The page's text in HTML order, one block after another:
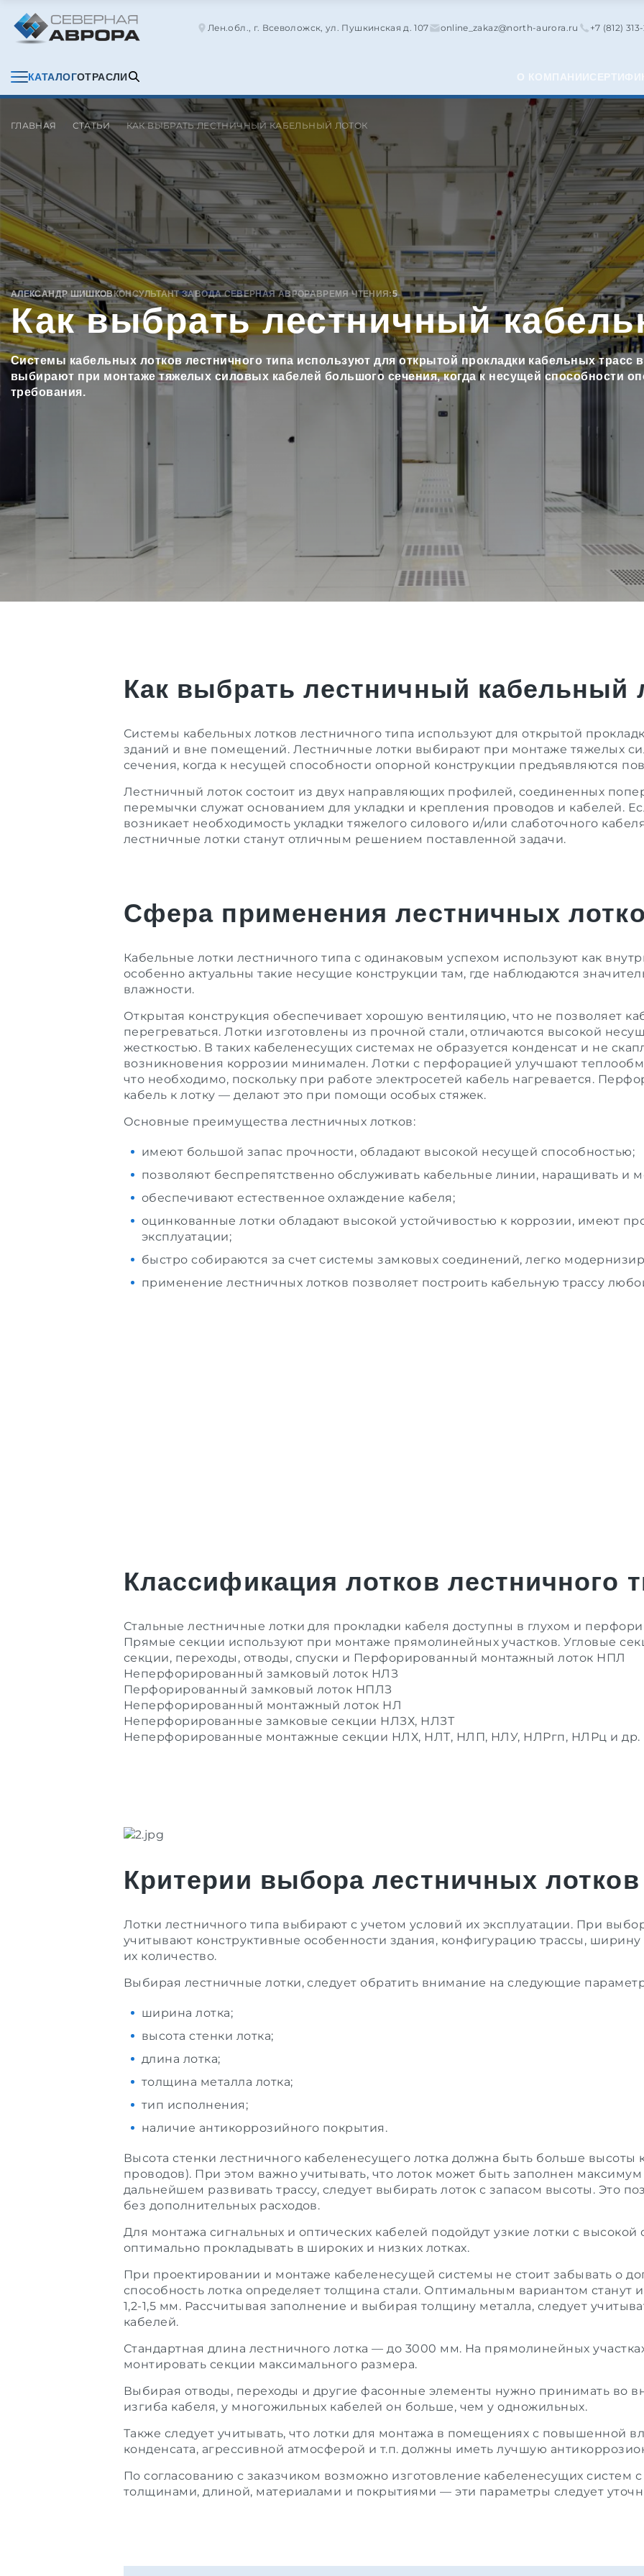
Лен.обл., г. Всеволожск, ул. Пушкинская д. 107 online_zakaz@north-aurora.ru +7 (812)
КАТАЛОГОТРАСЛИ О КОМПАНИИ
ГЛАВНАЯ СТАТЬИ КАК ВЫБРАТЬ ЛЕСТНИЧНЫЙ КАБЕЛЬНЫЙ ЛОТОК
АЛЕКСАНДР ШИШКОВКОНСУЛЬТАНТ ЗАВОДА СЕВЕРНАЯ АВРОРАВРЕМЯ ЧТЕНИЯ:5
Как выбрать лестничный
Системы кабельных лотков лестничного типа используют для открытой прокладки кабельных
выбирают при монтаже тяжелых силовых кабелей большого сечения, когда к несущей способности
требования.
Как выбрать лестничный кабельный
Системы кабельных лотков лестничного типа используют для открытой
зданий и вне помещений. Лестничные лотки выбирают при монтаже тяжелых
сечения, когда к несущей способности опорной конструкции предъявляются
Лестничный лоток состоит из двух направляющих профилей, соединенных
перемычки служат основанием для укладки и крепления проводов и кабелей.
возникает необходимость укладки тяжелого силового и/или слаботочного
лестничные лотки станут отличным решением поставленной задачи.
Сфера применения лестничных
Кабельные лотки лестничного типа с одинаковым успехом используют как
особенно актуальны такие несущие конструкции там, где наблюдаются
влажности.
Открытая конструкция обеспечивает хорошую вентиляцию, что не позволяет
перегреваться. Лотки изготовлены из прочной стали, отличаются высокой
жесткостью. В таких кабеленесущих системах не образуется конденсат и не
возникновения коррозии минимален. Лотки с перфорацией улучшают
что необходимо, поскольку при работе электросетей кабель нагревается.
кабель к лотку — делают это при помощи особых стяжек.
Основные преимущества лестничных лотков:
имеют большой запас прочности, обладают высокой несущей способностью;
позволяют беспрепятственно обслуживать кабельные линии, наращивать и
обеспечивают естественное охлаждение кабеля;
оцинкованные лотки обладают высокой устойчивостью к коррозии, имеют
эксплуатации;
быстро собираются за счет системы замковых соединений, легко
применение лестничных лотков позволяет построить кабельную трассу
Классификация лотков лестничного
Стальные лестничные лотки для прокладки кабеля доступны в глухом и
Прямые секции используют при монтаже прямолинейных участков.Угловые
секции, переходы , отводы , спуски и Перфорированный монтажный лоток НПЛ
Неперфорированный замковый лоток НЛЗ
Перфорированный замковый лоток НПЛЗ
Неперфорированный монтажный лоток НЛ
Неперфорированные замковые секции НЛЗХ, НЛЗТ
Неперфорированные монтажные секции НЛХ, НЛТ, НЛП, НЛУ, НЛРгп, НЛРц и др.
Критерии выбора лестничных лотков
Лотки лестничного типа выбирают с учетом условий их эксплуатации. При
учитывают конструктивные особенности здания, конфигурацию трассы,
их количество.
Выбирая лестничные лотки, следует обратить внимание на следующие
ширина лотка;
высота стенки лотка;
длина лотка;
толщина металла лотка;
тип исполнения;
наличие антикоррозийного покрытия.
Высота стенки лестничного кабеленесущего лотка должна быть больше высоты
проводов). При этом важно учитывать, что лоток может быть заполнен
дальнейшем развивать трассу, следует выбирать лоток с запасом высоты. Это
без дополнительных расходов.
Для монтажа сигнальных и оптических кабелей подойдут узкие лотки с высокой
оптимально прокладывать в широких и низких лотках.
При проектировании и монтаже кабеленесущей системы не стоит забывать о
способность лотка определяет толщина стали. Оптимальным вариантом станут
1,2-1,5 мм. Рассчитывая заполнение и выбирая толщину металла, следует
кабелей.
Стандартная длина лестничного лотка — до 3000 мм. На прямолинейных
монтировать секции максимального размера.
Выбирая отводы, переходы и другие фасонные элементы нужно принимать во
изгиба кабеля, у многожильных кабелей он больше, чем у одножильных.
Также следует учитывать, что лотки для монтажа в помещениях с повышенной
конденсата, агрессивной атмосферой и т.п. должны иметь лучшую
По согласованию с заказчиком возможно изготовление кабеленесущих систем
толщинами, длиной, материалами и покрытиями — эти параметры следует